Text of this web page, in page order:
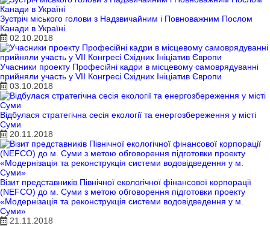
Зустріч міського голови з Надзвичайним і Повноважним Послом
Канади в Україні
02.10.2018
Учасники проекту Професійні кадри в місцевому самоврядуванні
прийняли участь у VII Конгресі Східних Ініціатив Європи
03.10.2018
Відбулася стратегічна сесія екології та енергозбереження у місті
Суми
20.11.2018
Візит представників Північної екологічної фінансової корпорації
(NEFCO) до м. Суми з метою обговорення підготовки проекту
«Модернізація та реконструкція системи водовідведення у м.
Суми»
21.11.2018